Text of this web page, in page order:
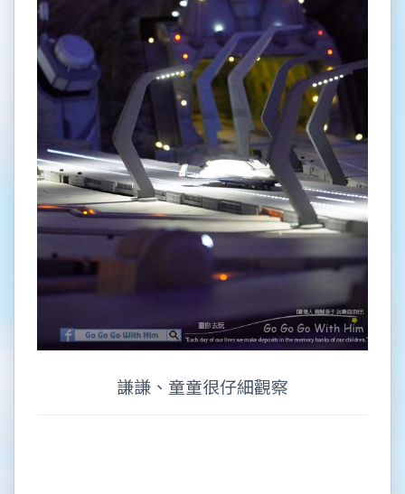
謙謙、童童很仔細觀察